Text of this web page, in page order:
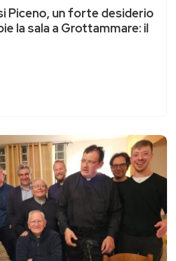
Piceno, un forte desiderio
la sala a Grottammare: il